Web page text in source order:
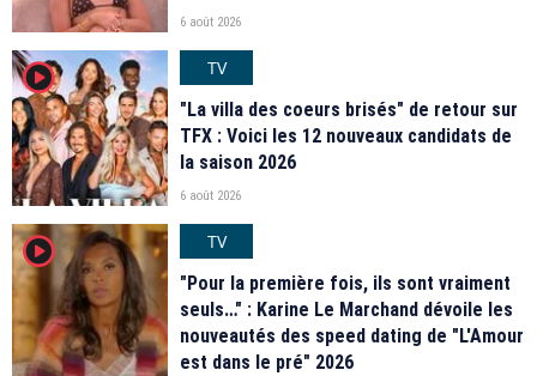
6 août 2026
player2
TV
"La villa des coeurs brisés" de retour sur
TFX : Voici les 12 nouveaux candidats de
la saison 2026
6 août 2026
player2
TV
"Pour la première fois, ils sont vraiment
seuls…" : Karine Le Marchand dévoile les
nouveautés des speed dating de "L'Amour
est dans le pré" 2026